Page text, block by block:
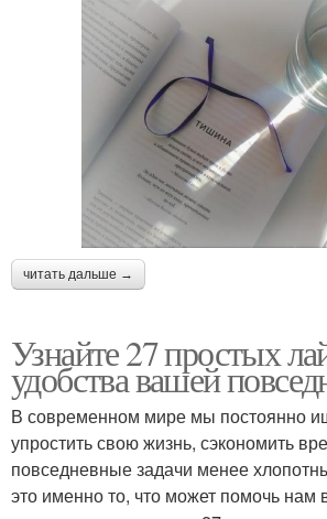
читать дальше →
Узнайте 27 простых
удобства вашей
В современном мире мы постоянно
упростить свою жизнь, сэкономить
повседневные задачи менее
это именно то, что может помочь нам